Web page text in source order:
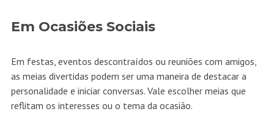
Em Ocasiões Sociais
Em festas, eventos descontraídos ou reuniões com amigos,
as meias divertidas podem ser uma maneira de destacar a
personalidade e iniciar conversas. Vale escolher meias que
reflitam os interesses ou o tema da ocasião.